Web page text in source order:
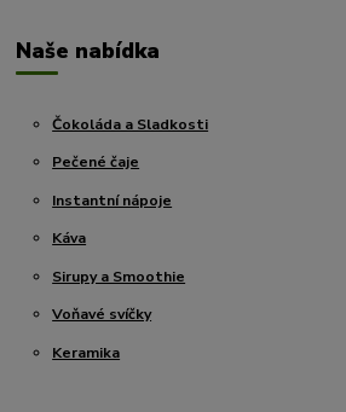
Naše nabídka
Čokoláda a Sladkosti
Pečené čaje
Instantní nápoje
Káva
Sirupy a Smoothie
Voňavé svíčky
Keramika